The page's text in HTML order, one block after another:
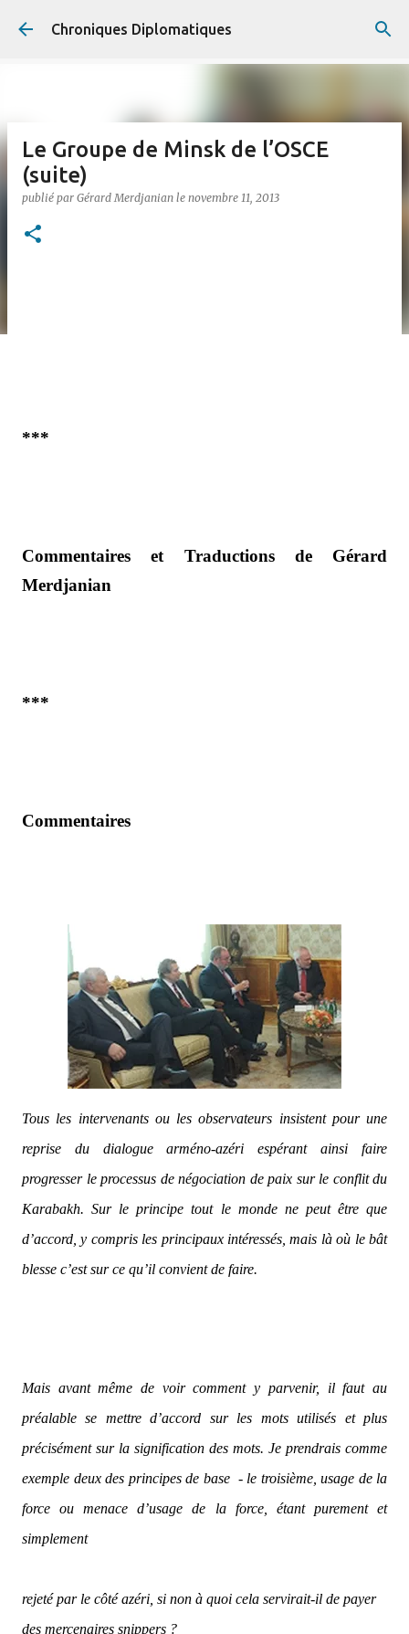
Accéder au contenu principal
Chroniques Diplomatiques
Le Groupe de Minsk de l’OSCE
(suite)
publié par Gérard Merdjanian le novembre 11, 2013
***
Commentaires et Traductions de Gérard
Merdjanian
***
Commentaires
Tous les intervenants ou les observateurs insistent pour une
reprise du dialogue arméno-azéri espérant ainsi faire
progresser le processus de négociation de paix sur le conflit du
Karabakh. Sur le principe tout le monde ne peut être que
d’accord, y compris les principaux intéressés, mais là où le bât
blesse c’est sur ce qu’il convient de faire.
Mais avant même de voir comment y parvenir, il faut au
préalable se mettre d’accord sur les mots utilisés et plus
précisément sur la signification des mots. Je prendrais comme
exemple deux des principes de base - le troisième, usage de la
force ou menace d’usage de la force, étant purement et
simplement
rejeté par le côté azéri, si non à quoi cela servirait-il de payer
des mercenaires snippers ?